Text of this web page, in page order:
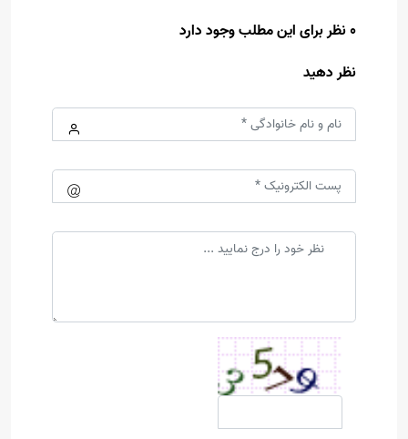
0 نظر برای این مطلب وجود دارد
نظر دهید